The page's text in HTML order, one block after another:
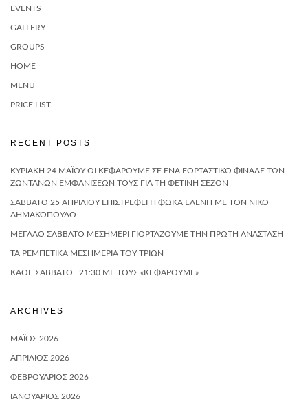
EVENTS
GALLERY
GROUPS
HOME
MENU
PRICE LIST
RECENT POSTS
ΚΥΡΙΑΚΗ 24 ΜΑΪ́ΟΥ ΟΙ ΚΕΦΑΡΟΥΜΕ ΣΕ ΈΝΑ ΕΟΡΤΑΣΤΙΚΌ ΦΙΝΆΛΕ ΤΩΝ
ΖΩΝΤΑΝΏΝ ΕΜΦΑΝΊΣΕΏΝ ΤΟΥΣ ΓΙΑ ΤΗ ΦΕΤΙΝΉ ΣΕΖΌΝ
ΣΆΒΒΑΤΟ 25 ΑΠΡΙΛΊΟΥ ΕΠΙΣΤΡΈΦΕΙ Η ΦΩΚΆ ΕΛΈΝΗ ΜΕ ΤΟΝ ΝΊΚΟ
ΔΗΜΑΚΌΠΟΥΛΟ
ΜΕΓΆΛΟ ΣΆΒΒΑΤΟ ΜΕΣΗΜΈΡΙ ΓΙΟΡΤΆΖΟΥΜΕ ΤΗΝ ΠΡΏΤΗ ΑΝΆΣΤΑΣΗ
ΤΑ ΡΕΜΠΈΤΙΚΑ ΜΕΣΗΜΈΡΙΑ ΤΟΥ ΤΡΙΏΝ
ΚΆΘΕ ΣΆΒΒΑΤΟ | 21:30 ΜΕ ΤΟΥΣ «ΚΕΦΆΡΟΥΜΕ»
ARCHIVES
ΜΆΙΟΣ 2026
ΑΠΡΊΛΙΟΣ 2026
ΦΕΒΡΟΥΆΡΙΟΣ 2026
ΙΑΝΟΥΆΡΙΟΣ 2026